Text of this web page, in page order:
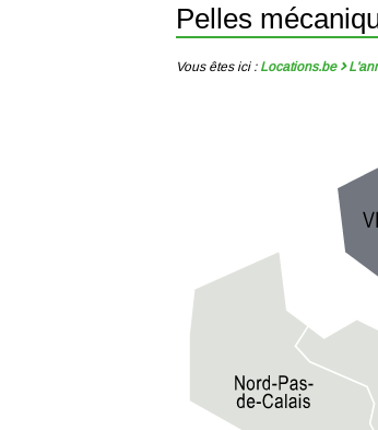
Pelles
Vous êtes ici : Locations.be